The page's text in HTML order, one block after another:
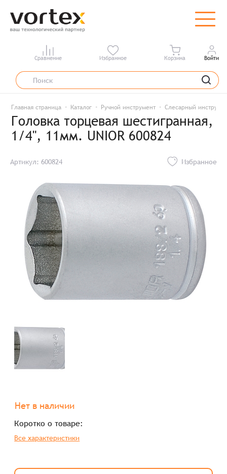
Сравнение Избранное Корзина Войти
Главная страница Каталог Ручной инструмент Слесарный
Головка торцевая шестигранная,
1/4", 11мм. UNIOR 600824
Артикул: 600824 Избранное
Нет в наличии
Коротко о товаре:
Все характеристики